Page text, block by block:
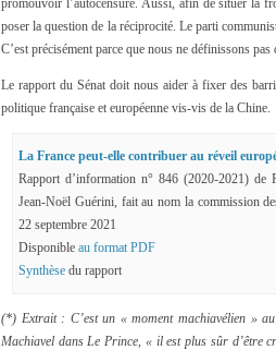
promouvoir l’autocensure. Aussi, afin de situer la
poser la question de la réciprocité. Le parti
C’est précisément parce que nous ne définissons
Le rapport du Sénat doit nous aider à fixer des
politique française et européenne vis-vis de la Chine.
La France peut-elle contribuer au réveil
Rapport d’information n° 846 (2020-2021) de
Jean-Noël Guérini, fait au nom la commission
22 septembre 2021
Disponible au format PDF
Synthèse du rapport
(*) Extrait : C’est un « moment machiavélien »
Machiavel dans Le Prince, « il est plus sûr d’être